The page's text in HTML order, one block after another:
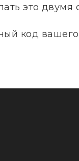
это двумя
код вашего